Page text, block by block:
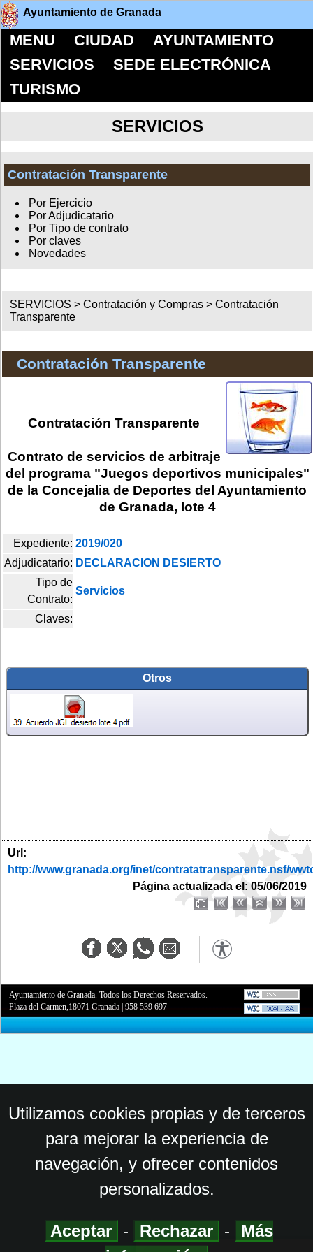
Ayuntamiento de Granada
MENU CIUDAD
AYUNTAMIENTO
SERVICIOS
SEDE ELECTRÓNICA
TURISMO
SERVICIOS
Contratación Transparente
Por Ejercicio
Por Adjudicatario
Por Tipo de contrato
Por claves
Novedades
SERVICIOS >Contratación y Compras >Contratación
Transparente
Contratación Transparente
Contratación Transparente
Contrato de servicios de arbitraje
del programa "Juegos deportivos municipales"
de la Concejalia de Deportes del Ayuntamiento
de Granada, lote 4
Expediente: 2019/020
Adjudicatario: DECLARACION DESIERTO
Tipo de
Contrato:
Servicios
Claves:
Otros
Url:
http://www.granada.org/inet/contratatransparente.nsf/
Página actualizada el: 05/06/2019
Ayuntamiento de Granada. Todos los Derechos Reservados.
Plaza del Carmen,18071 Granada |958 539 697
Utilizamos cookies propias y de terceros
para mejorar la experiencia de
navegación, y ofrecer contenidos
personalizados.
Aceptar - Rechazar -
Más